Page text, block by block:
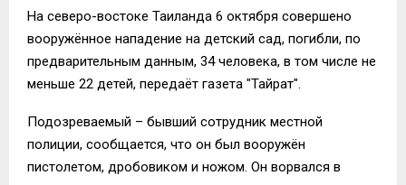
На северо-востоке Таиланда 6 октября совершено
вооружённое нападение на детский сад, погибли, по
предварительным данным, 34 человека, в том числе не
меньше 22 детей, передаёт газета "Тайрат".
Подозреваемый – бывший сотрудник местной
полиции, сообщается, что он был вооружён
пистолетом, дробовиком и ножом. Он ворвался в